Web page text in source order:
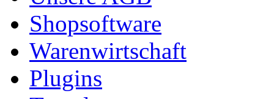
Shopsoftware
Warenwirtschaft
Plugins